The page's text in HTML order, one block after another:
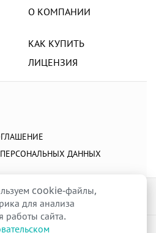
О КОМПАНИИ
КАК КУПИТЬ
ЛИЦЕНЗИЯ
ДАННЫХ
cookie-файлы,
для анализа
работы сайта.